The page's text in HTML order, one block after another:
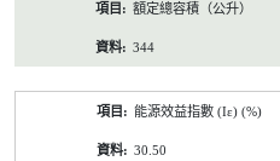
額定總容積（公升）
344
能源效益指數 (Iε) (%)
30.50